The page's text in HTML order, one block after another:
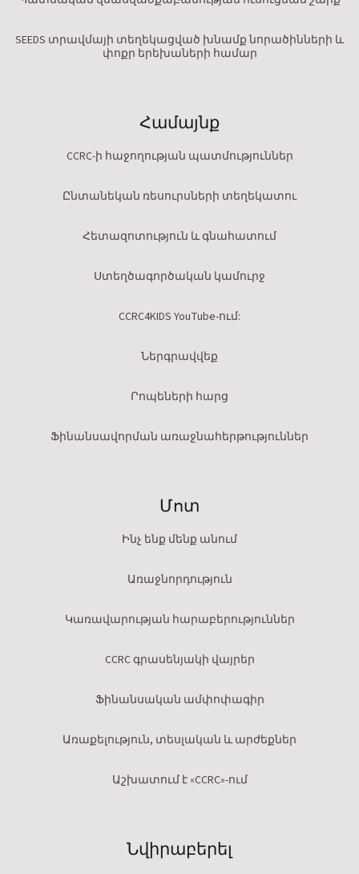
SEEDS տրավմայի տեղեկացված խնամք նորածինների և
փոքր երեխաների համար
Համայնք
CCRC-ի հաջողության պատմություններ
Ընտանեկան ռեսուրսների տեղեկատու
Հետազոտություն և գնահատում
Ստեղծագործական կամուրջ
CCRC4KIDS YouTube-ում:
Ներգրավվեք
Րոպեների հարց
Ֆինանսավորման առաջնահերթություններ
Մոտ
Ինչ ենք մենք անում
Առաջնորդություն
Կառավարության հարաբերություններ
CCRC գրասենյակի վայրեր
Ֆինանսական ամփոփագիր
Առաքելություն, տեսլական և արժեքներ
Աշխատում է «CCRC»-ում
Նվիրաբերել